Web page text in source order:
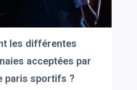
les différentes
acceptées par
paris sportifs ?